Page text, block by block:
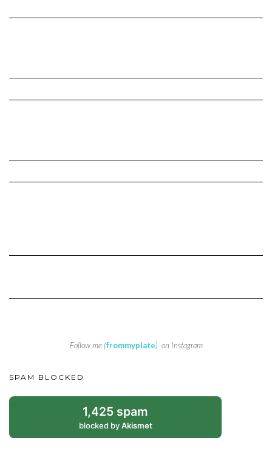
Follow me (frommyplate) on Instagram
SPAM BLOCKED
1,425 spam
blocked byAkismet